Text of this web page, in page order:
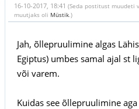
16-10-2017, 18:41 (Seda postitust muudeti
muutjaks oli Müstik.)
Jah, õllepruulimine algas
Egiptus) umbes samal ajal st
või varem.
Kuidas see õllepruulimine